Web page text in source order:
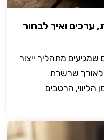
ערכים ואיך לבחור
שמגיעים מתהליך ייצור
לאורך שרשרת
הרטבים